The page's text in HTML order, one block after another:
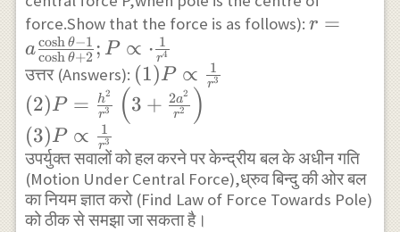
force.Show that the force is as follows): r=a
; P
\cdot
\frac{1}
{r^{4}}
r =
acosh θ+2
cosh θ−1 ; P ∝ ⋅ r4
1
उत्तर (Answers): (1) P \propto \frac{1}
{r^{3}} \\
(2)P=\frac{h^{2}}
{r^{3}}\left(3+\frac{2
a^{2}}{r^{2}}\right)
\\ (3)P \propto
\frac{1}{r^{3}}
(1)P ∝ r3
1
(2)P = r3
h2 (3 + r2
2a2 )
(3)P ∝ r3
1
उपर्युक्त सवालों को हल करने पर केन्द्रीय बल के अधीन गति
(Motion Under Central Force),ध्रुव बिन्दु की ओर बल
का नियम ज्ञात करो (Find Law of Force Towards Pole)
को ठीक से समझा जा सकता है।